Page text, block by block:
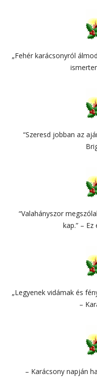
„Fehér karácsonyról
“Szeresd jobban az
“Valahányszor
kap.” –
„Legyenek vidámak és
–
– Karácsony napján